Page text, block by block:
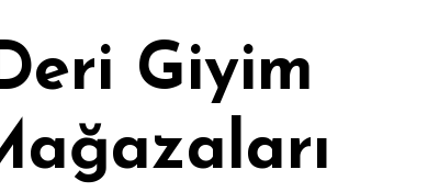
Giyim